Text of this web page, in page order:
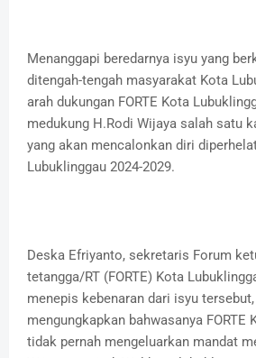
Menanggapi beredarnya isyu yang
ditengah-tengah masyarakat Kota
arah dukungan FORTE Kota
medukung H.Rodi Wijaya salah satu
yang akan mencalonkan diri
Lubuklinggau 2024-2029.
Deska Efriyanto, sekretaris Forum
tetangga/RT (FORTE) Kota
menepis kebenaran dari isyu
mengungkapkan bahwasanya FORTE
tidak pernah mengeluarkan mandat